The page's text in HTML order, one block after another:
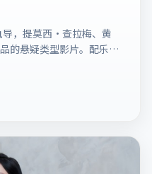
，提莫西·查拉梅、黄
的悬疑类型影片。配乐与
创信息可供检索参考，上